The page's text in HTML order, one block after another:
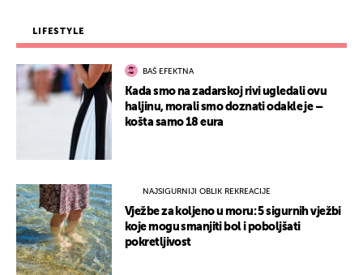
LIFESTYLE
BAŠ EFEKTNA
Kada smo na zadarskoj rivi ugledali ovu
haljinu, morali smo doznati odakle je –
košta samo 18 eura
NAJSIGURNIJI OBLIK REKREACIJE
Vježbe za koljeno u moru: 5 sigurnih vježbi
koje mogu smanjiti bol i poboljšati
pokretljivost